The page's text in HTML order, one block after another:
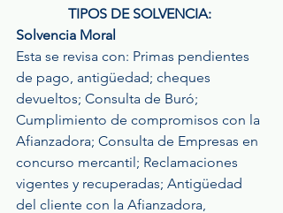
TIPOS DE SOLVENCIA:
Solvencia Moral
Esta se revisa con: Primas pendientes
de pago, antigüedad; cheques
devueltos; Consulta de Buró;
Cumplimiento de compromisos con la
Afianzadora; Consulta de Empresas en
concurso mercantil; Reclamaciones
vigentes y recuperadas; Antigüedad
del cliente con la Afianzadora,